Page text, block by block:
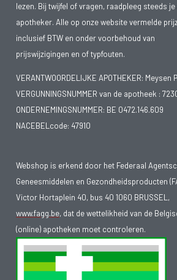
lezen. Bij twijfel of vragen, raadpleeg steeds
apotheker. Alle op onze website vermelde
inclusief BTW en onder voorbehoud van
prijswijzigingen en of typfouten.
VERANTWOORDELIJKE APOTHEKER: Meysen
VERGUNNINGSNUMMER van de apotheek :
ONDERNEMINGSNUMMER: BE 0472.146.609
NACEBELcode: 47910
Webshop is erkend door het Federaal
Geneesmiddelen en Gezondheidsproducten
Victor Hortaplein 40, bus 40 1060 BRUSSEL,
www.fagg.be, dat de wettelikheid van de
(online) apotheken moet controleren.